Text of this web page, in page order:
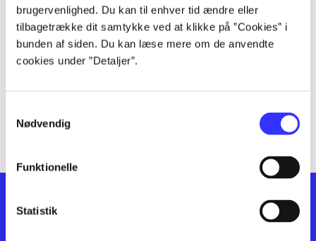
brugervenlighed. Du kan til enhver tid ændre eller
tilbagetrække dit samtykke ved at klikke på ”Cookies” i
bunden af siden. Du kan læse mere om de anvendte
cookies under ”Detaljer”.
Nødvendig
Funktionelle
Statistik
lorem ipsum dolor sit amet ...
lorem ipsum dolor sit amet ...
lorem ipsum dolor sit amet ...
lorem ipsum dolor sit amet ...
lorem ipsum dolor sit amet ...